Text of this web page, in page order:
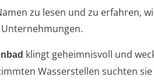
zu lesen und zu erfahren,
klingt geheimnisvoll und
Wasserstellen suchten